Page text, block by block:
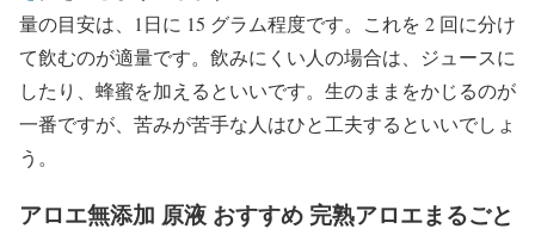
量の目安は、1日に 15 グラム程度です。これを 2 回に分け
て飲むのが適量です。飲みにくい人の場合は、ジュースに
したり、蜂蜜を加えるといいです。生のままをかじるのが
一番ですが、苦みが苦手な人はひと工夫するといいでしょ
う。
アロエ無添加 原液 おすすめ 完熟アロエまるごと